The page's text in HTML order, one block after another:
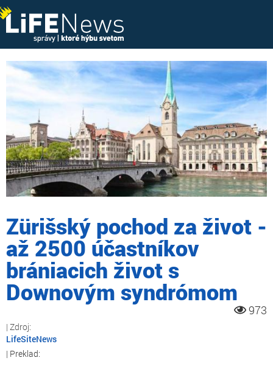
Zürišský pochod za život -
až 2500 účastníkov
brániacich život s
Downovým syndrómom
973
LifeSiteNews